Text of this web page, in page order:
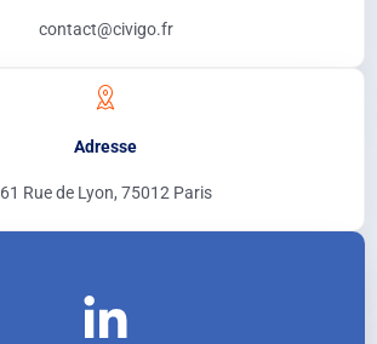
contact@civigo.fr
Adresse
61 Rue de Lyon, 75012 Paris
Suivez nous